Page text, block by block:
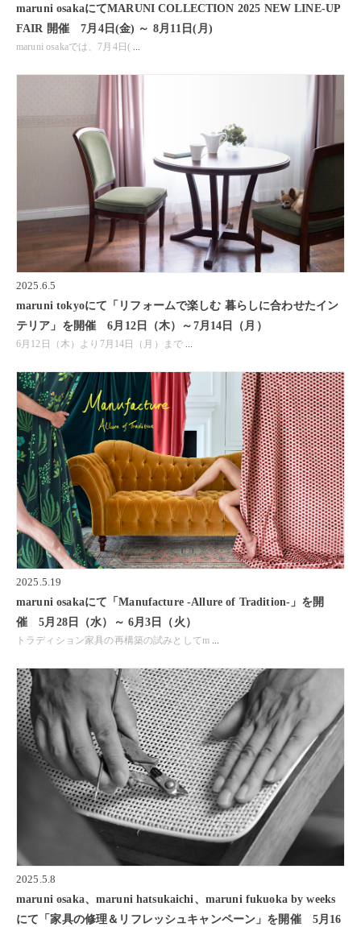
maruni osakaにてMARUNI COLLECTION 2025 NEW LINE-UP
FAIR 開催 7月4日(金) ～ 8月11日(月)
maruni osakaでは、7月4日(
2025.6.5
maruni tokyoにて「リフォームで楽しむ 暮らしに合わせたイン
テリア」を開催 6月12日（木）～7月14日（月）
6月12日（木）より7月14日（月）まで
2025.5.19
maruni osakaにて「Manufacture -Allure of Tradition-」を開
催 5月28日（水）～ 6月3日（火）
トラディション家具の再構築の試みとしてm ...
2025.5.8
maruni osaka、maruni hatsukaichi、maruni fukuoka by weeks
にて「家具の修理＆リフレッシュキャンペーン」を開催 5月16